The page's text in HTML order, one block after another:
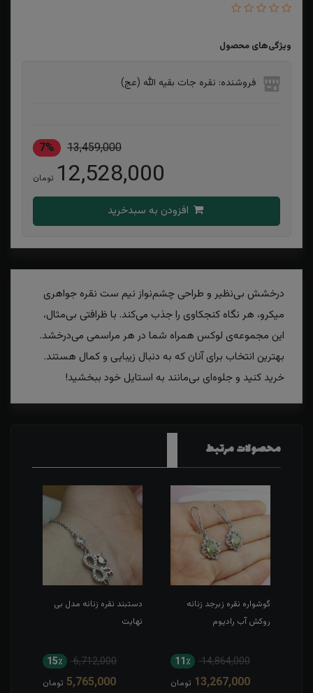
ویژگی‌های محصول
فروشنده: نقره جات بقیه الله (عج)
13,459,000
7%
12,528,000 تومان
​​​​درخشش بی‌نظیر و طراحی چشم‌نواز نیم ست نقره جواهری
میکرو، هر نگاه کنجکاوی را جذب می‌کند. با ظرافتی بی‌مثال،
این مجموعه‌ی لوکس همراه شما در هر مراسمی می‌درخشد.
بهترین انتخاب برای آنان که به دنبال زیبایی و کمال هستند.
خرید کنید و جلوه‌ای بی‌مانند به استایل خود ببخشید!
محصولات مرتبط
گوشواره نقره زبرجد زنانه
روکش آب رادیوم
14,864,000 11٪
13,267,000 تومان
دستبند نقره زنانه مدل بی
نهایت
6,712,000 15٪
5,765,000 تومان